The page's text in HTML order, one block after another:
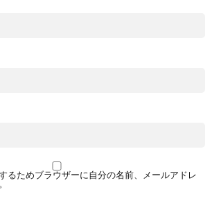
るためブラウザーに自分の名前、メールアドレ